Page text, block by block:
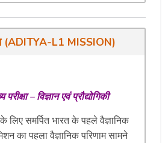
(ADITYA-L1 MISSION)
– विज्ञान एवं प्रौद्योगिकी
लिए समर्पित भारत के पहले वैज्ञानिक
का पहला वैज्ञानिक परिणाम सामने